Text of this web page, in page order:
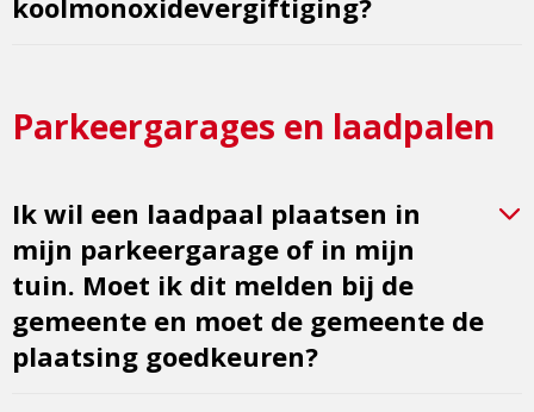
koolmonoxidevergiftiging?
Parkeergarages en laadpalen
Ik wil een laadpaal plaatsen in
mijn parkeergarage of in mijn
tuin. Moet ik dit melden bij de
gemeente en moet de gemeente de
plaatsing goedkeuren?